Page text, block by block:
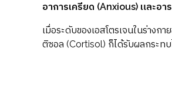
อาการเครียด (Anxious) และอ
เมื่อระดับของเอสโตรเจนในร่าง
ติซอล (Cortisol) ก็ได้รับผลกระท